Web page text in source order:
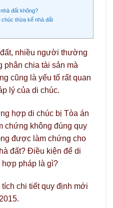
đất không?
chúc thừa kế nhà đất
nhiều người thường
phân chia tài sản mà
cũng là yếu tố rất quan
lý của di chúc.
hợp di chúc bị Tòa án
chứng không đúng quy
được làm chứng cho
đất? Điều kiện để di
pháp là gì?
chi tiết quy định mới